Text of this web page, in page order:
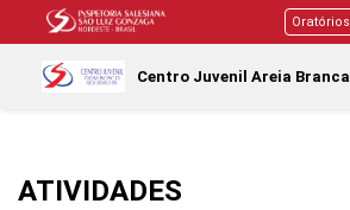
Centro Juvenil Areia Branca
ATIVIDADES